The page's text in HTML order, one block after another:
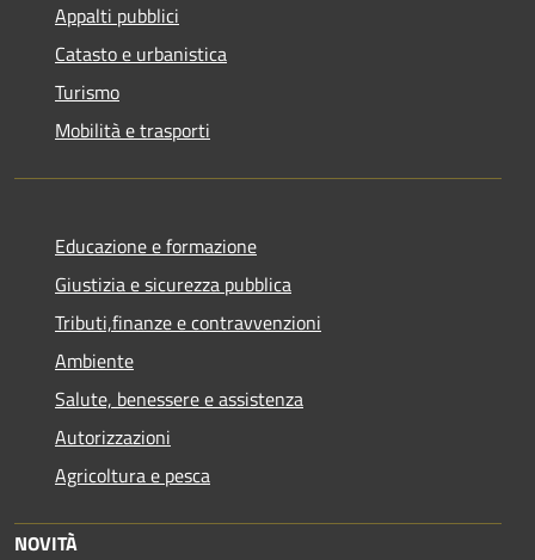
Appalti pubblici
Catasto e urbanistica
Turismo
Mobilità e trasporti
Educazione e formazione
Giustizia e sicurezza pubblica
Tributi,finanze e contravvenzioni
Ambiente
Salute, benessere e assistenza
Autorizzazioni
Agricoltura e pesca
NOVITÀ